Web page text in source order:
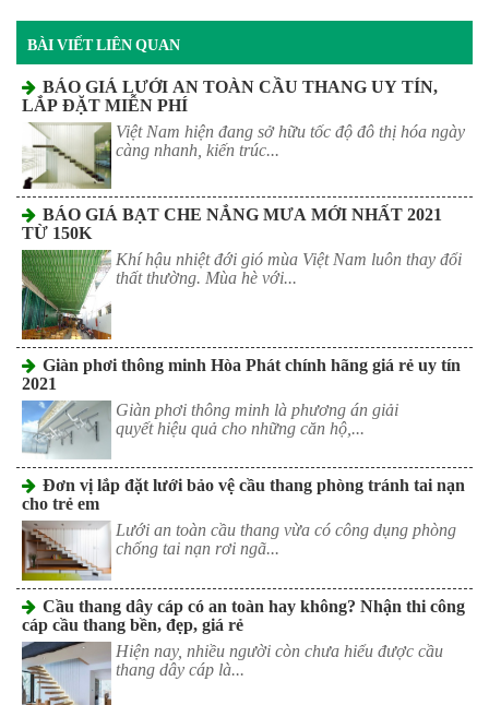
BÀI VIẾT LIÊN QUAN
BÁO GIÁ LƯỚI AN TOÀN CẦU THANG UY TÍN,
LẮP ĐẶT MIỄN PHÍ
Việt Nam hiện đang sở hữu tốc độ đô thị hóa ngày
càng nhanh, kiến trúc...
BÁO GIÁ BẠT CHE NẮNG MƯA MỚI NHẤT 2021
TỪ 150K
Khí hậu nhiệt đới gió mùa Việt Nam luôn thay đổi
thất thường. Mùa hè với...
Giàn phơi thông minh Hòa Phát chính hãng giá rẻ uy tín
2021
Giàn phơi thông minh là phương án giải
quyết hiệu quả cho những căn hộ,...
Đơn vị lắp đặt lưới bảo vệ cầu thang phòng tránh tai nạn
cho trẻ em
Lưới an toàn cầu thang vừa có công dụng phòng
chống tai nạn rơi ngã...
Cầu thang dây cáp có an toàn hay không? Nhận thi công
cáp cầu thang bền, đẹp, giá rẻ
Hiện nay, nhiều người còn chưa hiểu được cầu
thang dây cáp là...